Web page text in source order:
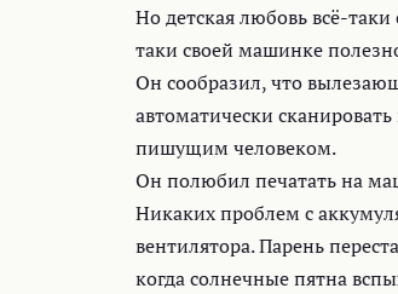
Но детская любовь всё-
таки своей машинке
Он сообразил, что
автоматически
пишущим человеком.
Он полюбил печатать на
Никаких проблем с
вентилятора. Парень
когда солнечные пятна